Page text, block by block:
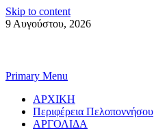
Skip to content
9 Αυγούστου, 2026
Primary Menu
ΑΡΧΙΚΗ
Περιφέρεια Πελοποννήσου
ΑΡΓΟΛΙΔΑ